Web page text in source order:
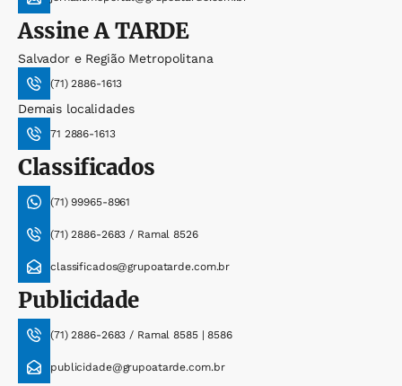
AssineA TARDE
Salvador e Região Metropolitana
(71) 2886-1613
Demais localidades
71 2886-1613
Classificados
(71) 99965-8961
(71) 2886-2683 / Ramal 8526
classificados@grupoatarde.com.br
Publicidade
(71) 2886-2683 / Ramal 8585 | 8586
publicidade@grupoatarde.com.br